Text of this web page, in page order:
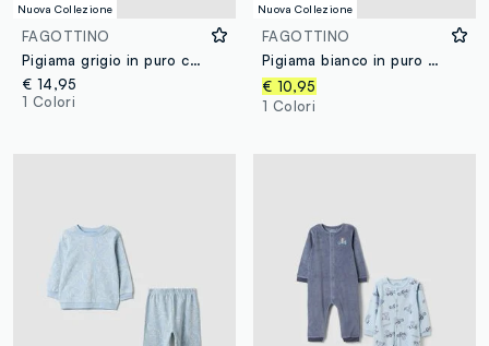
Nuova Collezione
FAGOTTINO
Pigiama grigio in puro cotone organico con stampa MARVEL Spider-Man per neonato
€ 14,95
1 Colori
Nuova Collezione
FAGOTTINO
Pigiama bianco in puro cotone organico con stampa di macchinine per neonato e bimbo
€ 10,95
1 Colori